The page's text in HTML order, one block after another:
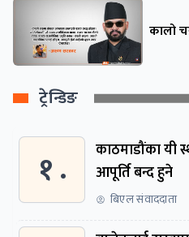
कालो
ट्रेन्डिङ
१ .
काठमाडौंका यी
आपूर्ति बन्द हुने
बिएल संवाददाता